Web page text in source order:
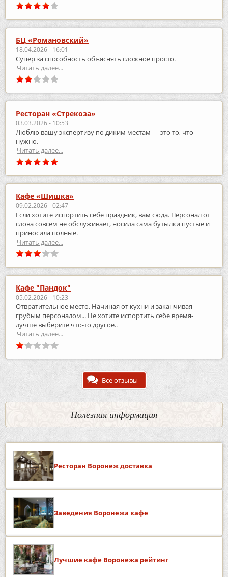
БЦ «Романовский»
18.04.2026 - 16:01
Супер за способность объяснять сложное просто.
Читать далее...
Ресторан «Стрекоза»
03.03.2026 - 10:53
Люблю вашу экспертизу по диким местам — это то, что
нужно.
Читать далее...
Кафе «Шишка»
09.02.2026 - 02:47
Если хотите испортить себе праздник, вам сюда. Персонал от
слова совсем не обслуживает, носила сама бутылки пустые и
приносила полные.
Читать далее...
Кафе "Пандок"
05.02.2026 - 10:23
Отвратительное место. Начиная от кухни и заканчивая
грубым персоналом... Не хотите испортить себе время-
лучше выберите что-то другое..
Читать далее...
Все отзывы
Полезная информация
Ресторан Воронеж доставка
Заведения Воронежа кафе
Лучшие кафе Воронежа рейтинг